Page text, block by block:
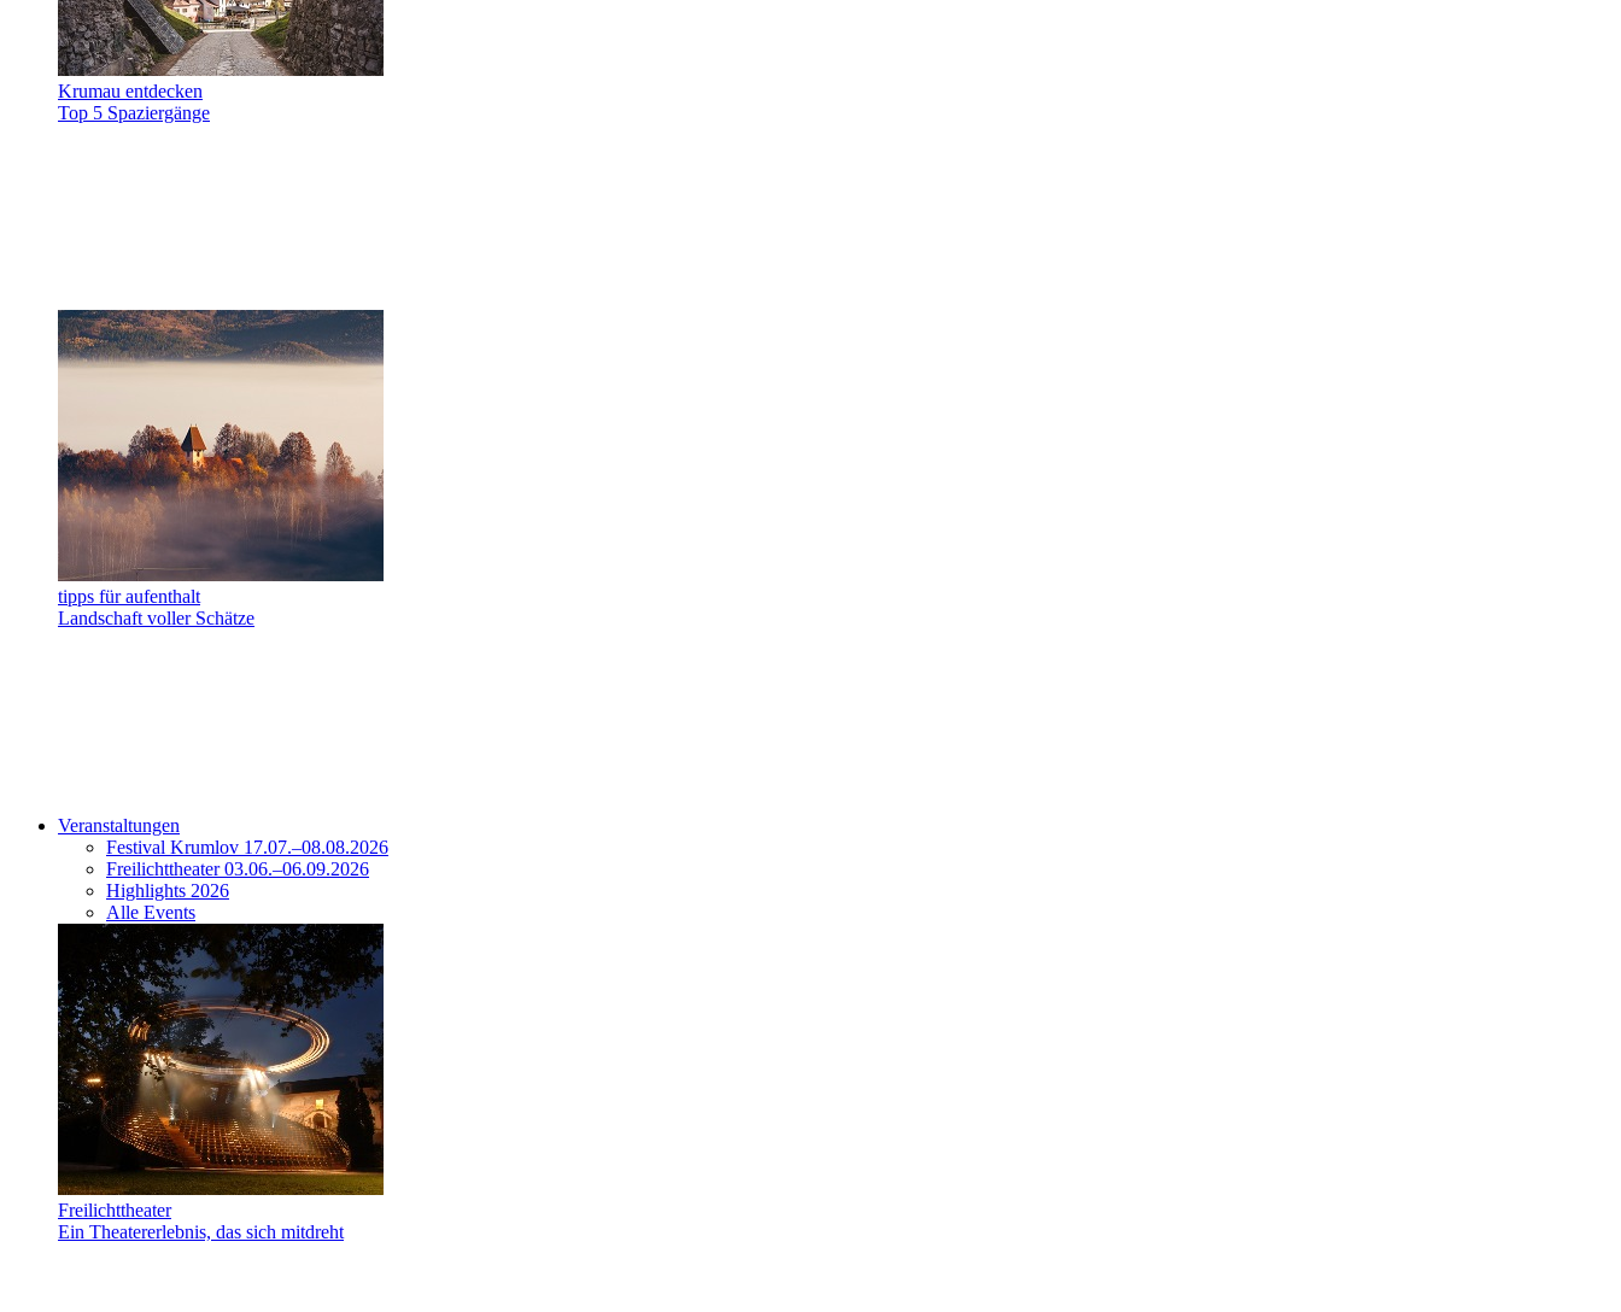
Krumau entdecken
Top 5 Spaziergänge
tipps für aufenthalt
Landschaft voller Schätze
Veranstaltungen
Festival Krumlov 17.07.–08.08.2026
Freilichttheater 03.06.–06.09.2026
Highlights 2026
Alle Events
Freilichttheater
Ein Theatererlebnis, das sich mitdreht